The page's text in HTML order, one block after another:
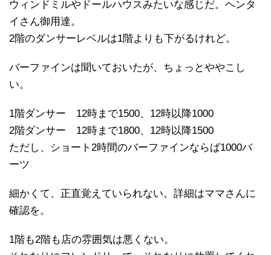
ウィンドミルやドールハウスみたいな感じだ。ヘンタ
イさん御用達。
2階のダンサーレベルは1階よりも下がるけれど。
バーファインは聞いておいたが、ちょっとややこし
い。
1階ダンサー 12時まで1500、12時以降1000
2階ダンサー 12時まで1800、12時以降1500
ただし、ショート2時間のバーファインならば1000バ
ーツ
細かくて、正直覚えていられない。詳細はママさんに
確認を。
1階も2階も店の雰囲気は悪くない。